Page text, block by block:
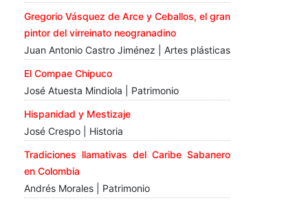
Gregorio Vásquez de Arce y Ceballos, el gran
pintor del virreinato neogranadino
Juan Antonio Castro Jiménez | Artes plásticas
El Compae Chipuco
José Atuesta Mindiola | Patrimonio
Hispanidad y Mestizaje
José Crespo | Historia
Tradiciones llamativas del Caribe Sabanero
en Colombia
Andrés Morales | Patrimonio